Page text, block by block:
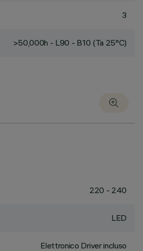
3
>50,000h - L90 - B10 (Ta 25°C)
220 - 240
LED
Elettronico Driver incluso